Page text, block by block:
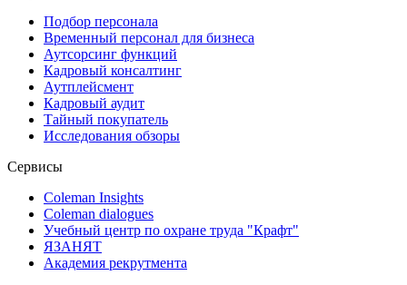
Подбор персонала
Временный персонал для бизнеса
Аутсорсинг функций
Кадровый консалтинг
Аутплейсмент
Кадровый аудит
Тайный покупатель
Исследования обзоры
Сервисы
Coleman Insights
Coleman dialogues
Учебный центр по охране труда "Крафт"
ЯЗАНЯТ
Академия рекрутмента